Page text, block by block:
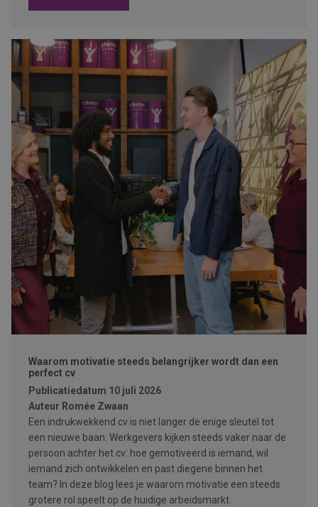
Waarom motivatie steeds belangrijker wordt dan een
perfect cv
Publicatiedatum 10 juli 2026
Auteur Romée Zwaan
Een indrukwekkend cv is niet langer de enige sleutel tot
een nieuwe baan. Werkgevers kijken steeds vaker naar de
persoon achter het cv: hoe gemotiveerd is iemand, wil
iemand zich ontwikkelen en past diegene binnen het
team? In deze blog lees je waarom motivatie een steeds
grotere rol speelt op de huidige arbeidsmarkt.